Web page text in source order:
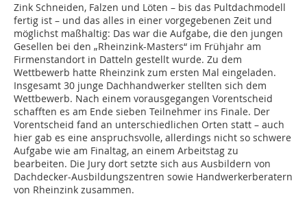
Zink Schneiden, Falzen und Löten – bis das Pultdachmodell
fertig ist – und das alles in einer vorgegebenen Zeit und
möglichst maßhaltig: Das war die Aufgabe, die den jungen
Gesellen bei den „Rheinzink-Masters“ im Frühjahr am
Firmenstandort in Datteln gestellt wurde. Zu dem
Wettbewerb hatte Rheinzink zum ersten Mal eingeladen.
Insgesamt 30 junge Dachhandwerker stellten sich dem
Wettbewerb. Nach einem vorausgegangen Vorentscheid
schafften es am Ende sieben Teilnehmer ins Finale. Der
Vorentscheid fand an unterschiedlichen Orten statt – auch
hier gab es eine anspruchsvolle, allerdings nicht so schwere
Aufgabe wie am Finaltag, an einem Arbeitstag zu
bearbeiten. Die Jury dort setzte sich aus Ausbildern von
Dachdecker-Ausbildungszentren sowie Handwerkerberatern
von Rheinzink zusammen.